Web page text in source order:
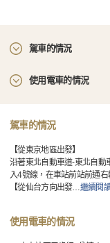
駕車的情況
使用電車的情況
駕車的情況
【從東京地區出發】
沿著東北自動車道-東北自動
入4號線，在車站前站前通右
【從仙台方向出發…繼續閱
使用電車的情況